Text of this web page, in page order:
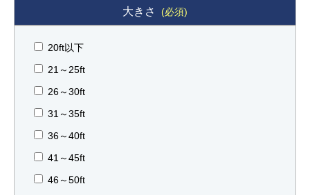
大きさ (必須)
20ft以下
21～25ft
26～30ft
31～35ft
36～40ft
41～45ft
46～50ft